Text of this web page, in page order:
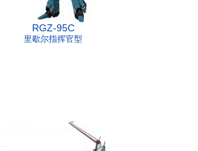
RGZ-95C
里歇尔指挥官型